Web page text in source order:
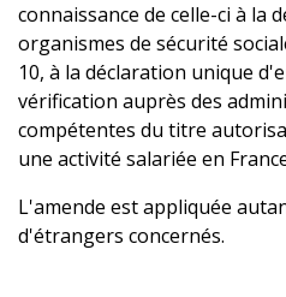
connaissance de celle-ci à la
organismes de sécurité
10, à la déclaration unique
vérification auprès des
compétentes du titre
une activité salariée en
L'amende est appliquée
d'étrangers concernés.